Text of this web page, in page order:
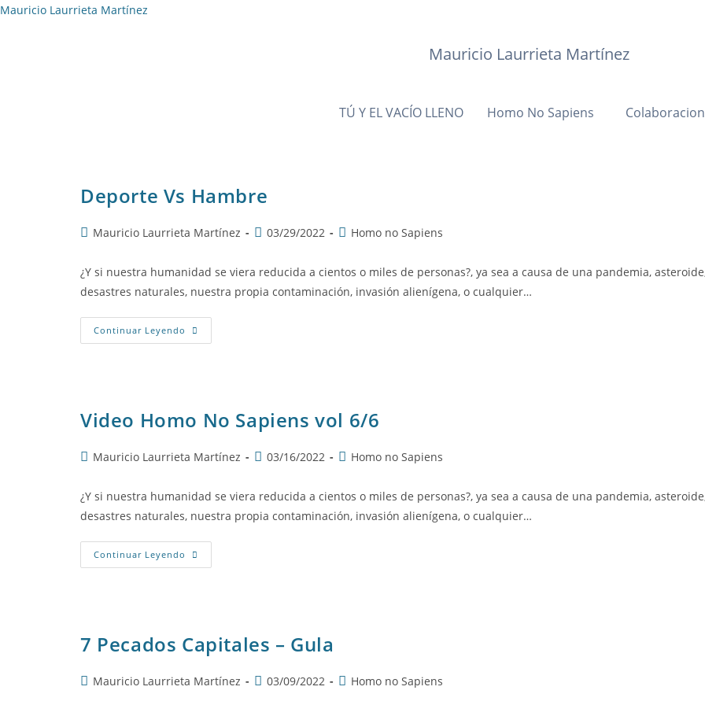
Ir
Mauricio Laurrieta Martínez
Mauricio Laurrieta Martínez
TÚ Y EL VACÍO LLENO Homo No Sapiens
Deporte Vs Hambre
Autor
la
entrada:
Mauricio Laurrieta Martínez
Publicación
entrada:
03/29/2022
Categoría
la
entrada:
Homo no Sapiens
¿Y si nuestra humanidad se viera reducida a cientos o miles de personas?, ya sea a causa de una pandemia,
desastres naturales, nuestra propia contaminación, invasión alienígena, o cualquier…
Continuar Leyendo Deporte
Vs
Video Homo No Sapiens vol 6/6
Autor
la
entrada:
Mauricio Laurrieta Martínez
Publicación
entrada:
03/16/2022
Categoría
la
entrada:
Homo no Sapiens
¿Y si nuestra humanidad se viera reducida a cientos o miles de personas?, ya sea a causa de una pandemia,
desastres naturales, nuestra propia contaminación, invasión alienígena, o cualquier…
Continuar Leyendo Video
Homo
7 Pecados Capitales – Gula
AutorMauricio Laurrieta Martínez
Publicación
03/09/2022
Categoría
Homo no Sapiens